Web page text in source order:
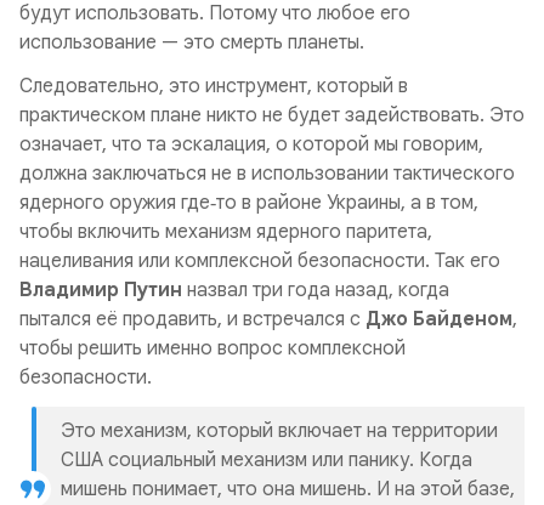
будут использовать. Потому что любое его
использование — это смерть планеты.
Следовательно, это инструмент, который в
практическом плане никто не будет задействовать. Это
означает, что та эскалация, о которой мы говорим,
должна заключаться не в использовании тактического
ядерного оружия где‑то в районе Украины, а в том,
чтобы включить механизм ядерного паритета,
нацеливания или комплексной безопасности. Так его
Владимир Путин назвал три года назад, когда
пытался её продавить, и встречался с Джо Байденом,
чтобы решить именно вопрос комплексной
безопасности.
Это механизм, который включает на территории
США социальный механизм или панику. Когда
мишень понимает, что она мишень. И на этой базе,